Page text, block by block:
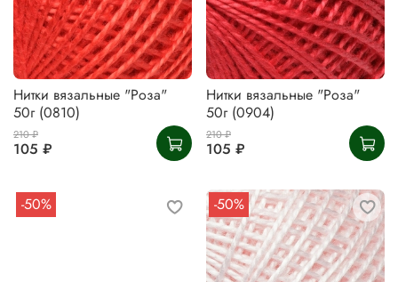
Нитки вязальные "Роза"
50г (0810)
210 ₽
105 ₽
Нитки вязальные "Роза"
50г (0904)
210 ₽
105 ₽
-50% -50%